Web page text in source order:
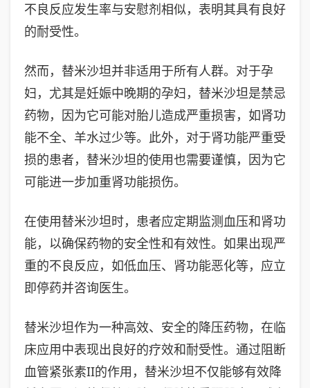
不良反应发生率与安慰剂相似，表明其具有良好
的耐受性。
然而，替米沙坦并非适用于所有人群。对于孕
妇，尤其是妊娠中晚期的孕妇，替米沙坦是禁忌
药物，因为它可能对胎儿造成严重损害，如肾功
能不全、羊水过少等。此外，对于肾功能严重受
损的患者，替米沙坦的使用也需要谨慎，因为它
可能进一步加重肾功能损伤。
在使用替米沙坦时，患者应定期监测血压和肾功
能，以确保药物的安全性和有效性。如果出现严
重的不良反应，如低血压、肾功能恶化等，应立
即停药并咨询医生。
替米沙坦作为一种高效、安全的降压药物，在临
床应用中表现出良好的疗效和耐受性。通过阻断
血管紧张素II的作用，替米沙坦不仅能够有效降